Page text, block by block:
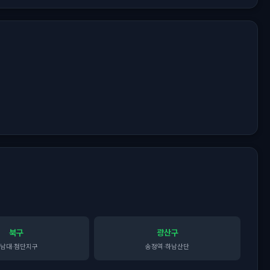
북구
대·첨단지구
광산구
송정역·하남산단